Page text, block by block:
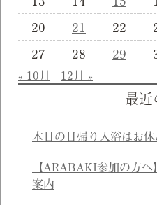
20
21 22
27
28 29
« 10月 12月 »
最近
本日の日帰り入浴はお休
【ARABAKI参加の方
案内